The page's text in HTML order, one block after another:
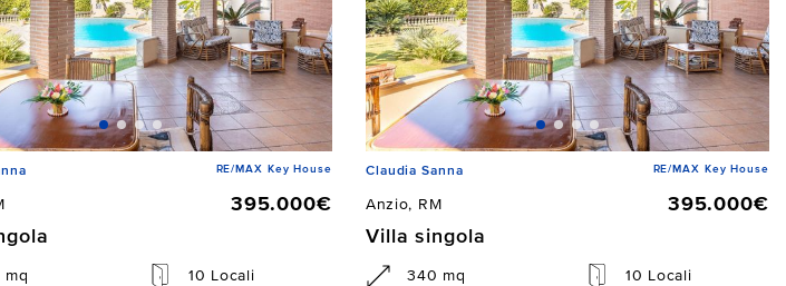
RE/MAX Key House
395.000€
mq 10 Locali
Claudia Sanna RE/MAX Key House
Anzio, RM
395.000€
Villa singola
340 mq 10 Locali